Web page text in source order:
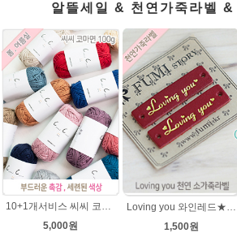
알뜰세일 & 천연가죽라벨 &
5,000원
Loving you 와인레드★금박 천연 소가죽라벨 러빙유
1,500원